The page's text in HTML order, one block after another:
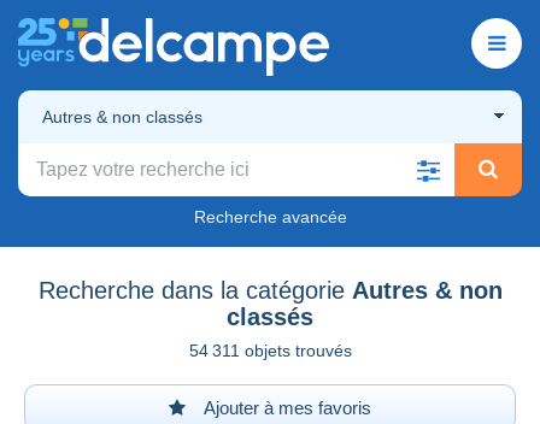
Autres & non classés
Recherche avancée
Recherche dans la catégorie Autres & non
classés
54 311 objets trouvés
Ajouter à mes favoris